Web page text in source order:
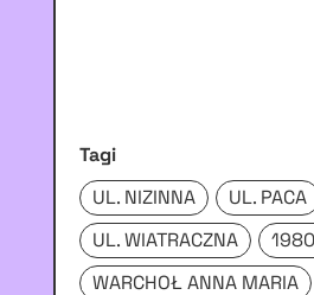
Tagi
UL. NIZINNA
UL. PACA
UL. WIATRACZNA
WARCHOŁ ANNA MARIA